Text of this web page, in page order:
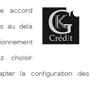
bancaires. Meilleur
indicatif fonction des
accord
au delà
choisir
la configuration des